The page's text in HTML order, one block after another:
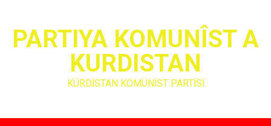
contentPARTIYA KOMUNÎST A
KURDISTAN
KÜRDİSTAN KOMÜNİST PARTİSİ